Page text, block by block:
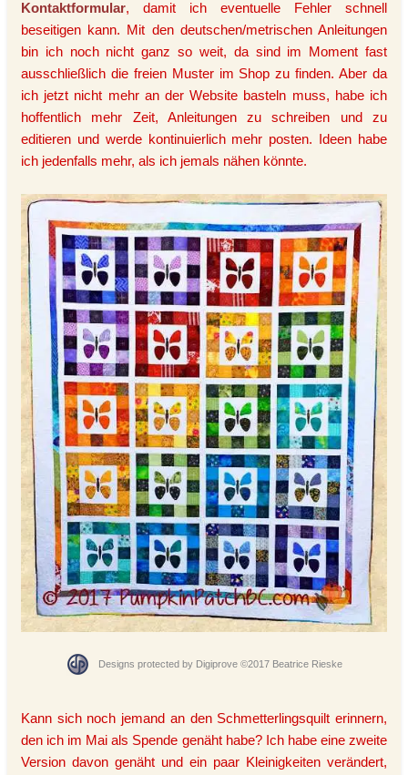
Kontaktformular, damit ich eventuelle Fehler schnell
beseitigen kann. Mit den deutschen/metrischen Anleitungen
bin ich noch nicht ganz so weit, da sind im Moment fast
ausschließlich die freien Muster im Shop zu finden. Aber da
ich jetzt nicht mehr an der Website basteln muss, habe ich
hoffentlich mehr Zeit, Anleitungen zu schreiben und zu
editieren und werde kontinuierlich mehr posten. Ideen habe
ich jedenfalls mehr, als ich jemals nähen könnte.
Designs protected by Digiprove ©2017 Beatrice Rieske
Kann sich noch jemand an den Schmetterlingsquilt erinnern,
den ich im Mai als Spende genäht habe? Ich habe eine zweite
Version davon genäht und ein paar Kleinigkeiten verändert,